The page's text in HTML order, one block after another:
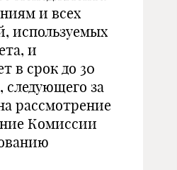
и всех
используемых
и
в срок до 30
следующего за
рассмотрение
Комиссии